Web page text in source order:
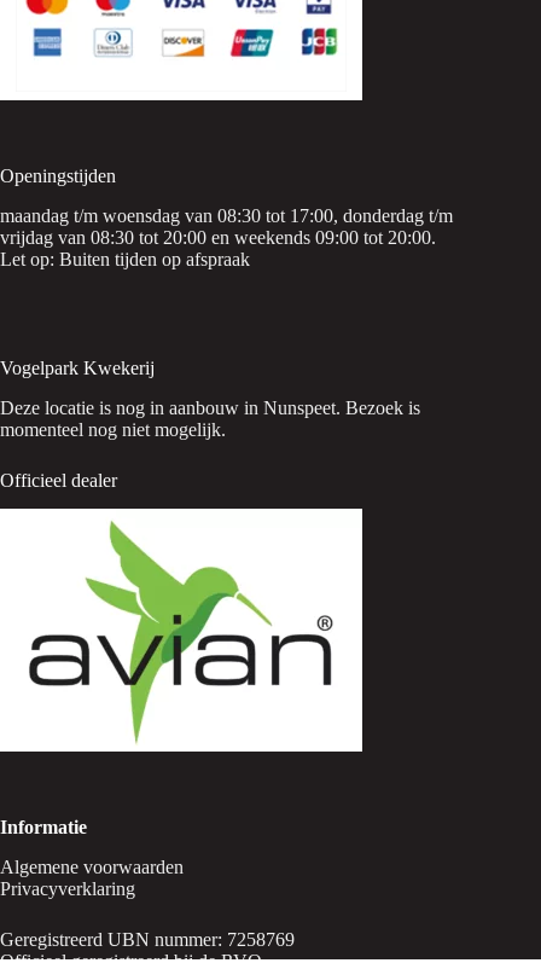
Openingstijden
maandag t/m woensdag van 08:30 tot 17:00, donderdag t/m
vrijdag van 08:30 tot 20:00 en weekends 09:00 tot 20:00.
Let op: Buiten tijden op afspraak
Vogelpark Kwekerij
Deze locatie is nog in aanbouw in Nunspeet. Bezoek is
momenteel nog niet mogelijk.
Officieel dealer
Informatie
Algemene voorwaarden
Privacyverklaring
Geregistreerd UBN nummer: 7258769